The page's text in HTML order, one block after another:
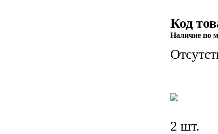
Код
Наличие по
2 шт.